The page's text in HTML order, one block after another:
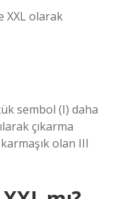
XXL olarak
sembol (I) daha
çıkarma
olan III